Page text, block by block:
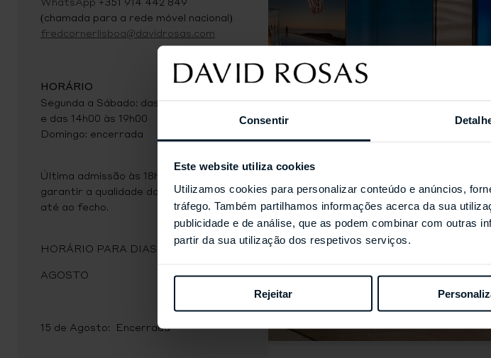
Consentir
Este website utiliza cookies
Utilizamos cookies para personalizar conteúdo e anúncios,
tráfego. Também partilhamos informações acerca da sua
publicidade e de análise, que as podem combinar com outras
partir da sua utilização dos respetivos serviços.
Rejeitar
(chamada para a rede móvel nacional)
fredcornerlisboa@davidrosas.com
HORÁRIO
Segunda a Sábado: das 10h00 às 13h00
e das 14h00 às 19h00
Domingo: encerrada
Última admissão às 18h45, para
garantir a qualidade do atendimento
até ao fecho.
HORÁRIO PARA DIAS ESPECIAIS
AGOSTO
15 de Agosto: Encerrada